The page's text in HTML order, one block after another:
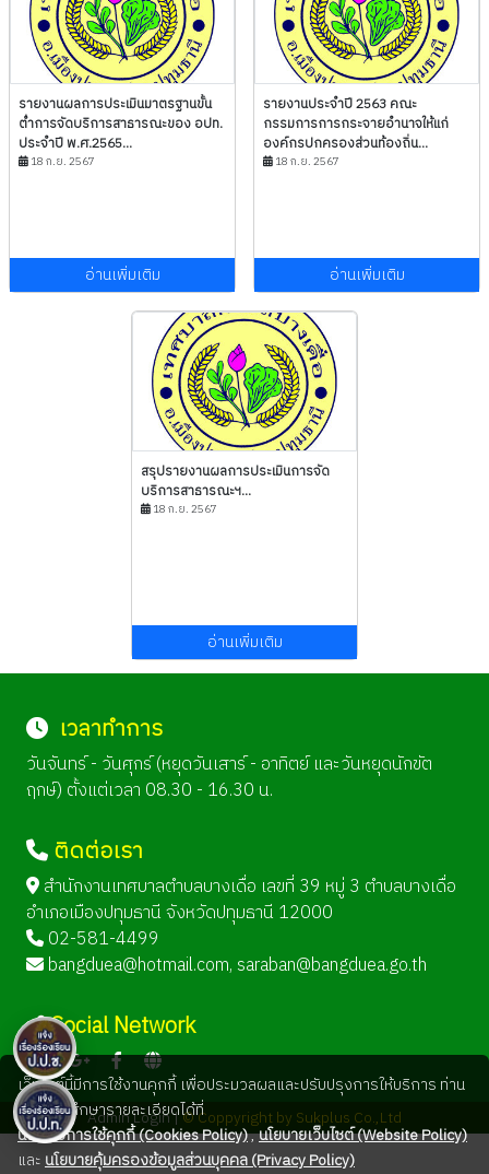
รายงานผลการประเมินมาตรฐานขั้น
ต่ำการจัดบริการสาธารณะของ อปท.
ประจำปี พ.ศ.2565...
18 ก.ย. 2567
อ่านเพิ่มเติม
รายงานประจำปี 2563 คณะ
กรรมการการกระจายอำนาจให้แก่
องค์กรปกครองส่วนท้องถิ่น...
18 ก.ย. 2567
อ่านเพิ่มเติม
สรุปรายงานผลการประเมินการจัด
บริการสาธารณะฯ...
18 ก.ย. 2567
อ่านเพิ่มเติม
เวลาทำการ
วันจันทร์ - วันศุกร์ (หยุดวันเสาร์ - อาทิตย์ และวันหยุดนักขัต
ฤกษ์) ตั้งแต่เวลา 08.30 - 16.30 น.
ติดต่อเรา
สำนักงานเทศบาลตำบลบางเดื่อ เลขที่ 39 หมู่ 3 ตำบลบางเดื่อ
อำเภอเมืองปทุมธานี จังหวัดปทุมธานี 12000
02-581-4499
bangduea@hotmail.com, saraban@bangduea.go.th
Social Network
Admin Login |© Coppyright by Sukplus Co.,Ltd
เว็บไซต์นี้มีการใช้งานคุกกี้ เพื่อประมวลผลและปรับปรุงการให้บริการ ท่าน
สามารถศึกษารายละเอียดได้ที่
นโยบายการใช้คุกกี้ (Cookies Policy),นโยบายเว็บไซต์ (Website Policy)
และนโยบายคุ้มครองข้อมูลส่วนบุคคล (Privacy Policy)